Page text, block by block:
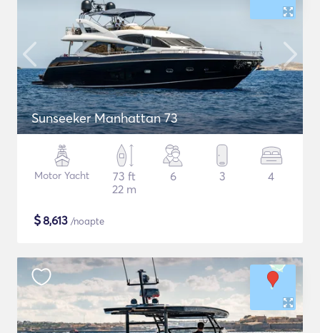
Sunseeker Manhattan 73
Motor Yacht
73 ft
22 m
6 3 4
$8,613 /noapte